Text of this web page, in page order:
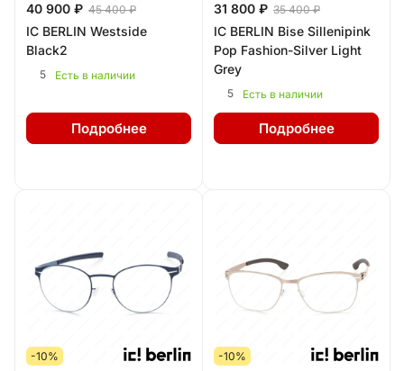
40 900 ₽ 45 400 ₽
IC BERLIN Westside
Black2
5 Есть в наличии
Подробнее
31 800 ₽ 35 400 ₽
IC BERLIN Bise Sillenipink
Pop Fashion-Silver Light
Grey
5 Есть в наличии
Подробнее
-10% -10%